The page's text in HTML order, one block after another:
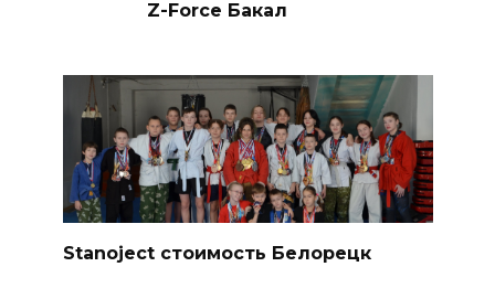
Z-Force Бакал
Stanoject стоимость Белорецк